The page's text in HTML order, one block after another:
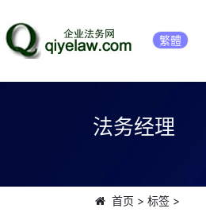
繁體
法务经理
首页 > 标签>